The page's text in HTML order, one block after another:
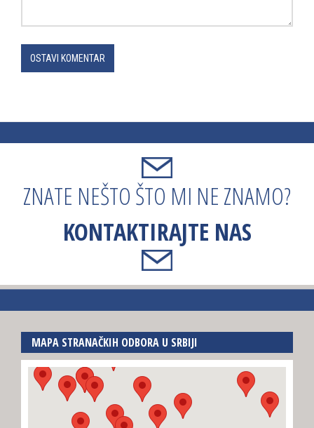
OSTAVI KOMENTAR
ZNATE NEŠTO ŠTO MI NE ZNAMO?
KONTAKTIRAJTE NAS
MAPA STRANAČKIH ODBORA U SRBIJI